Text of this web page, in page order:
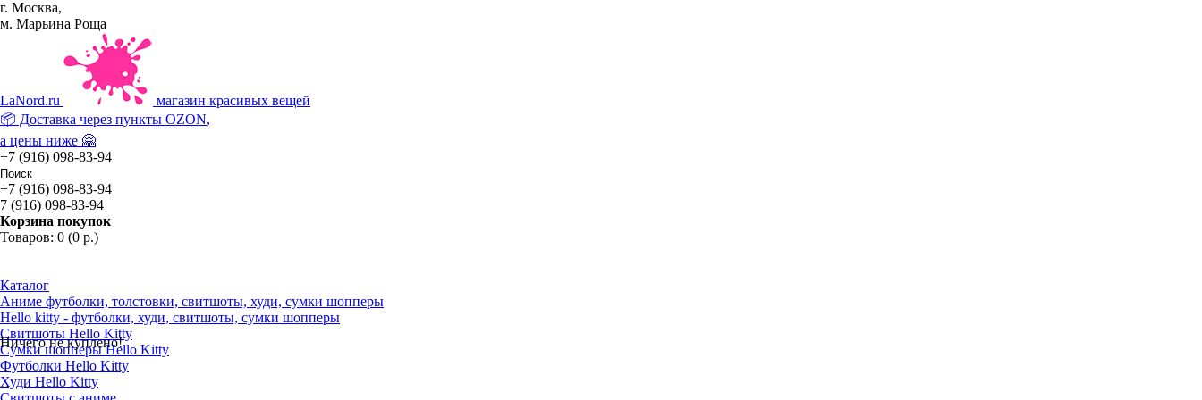
г. Москва,
м. Марьина Роща
LaNord.ru
магазин красивых вещей
📦 Доставка через пункты OZON,
а цены ниже 🤗
+7 (916) 098-83-94
+7 (916) 098-83-94
7 (916) 098-83-94
Корзина покупок
Товаров: 0 (0 р.)
Ничего не куплено!
Каталог
Аниме футболки, толстовки, свитшоты, худи, сумки шопперы
Hello kitty - футболки, худи, свитшоты, сумки шопперы
Свитшоты Hello Kitty
Сумки шопперы Hello Kitty
Футболки Hello Kitty
Худи Hello Kitty